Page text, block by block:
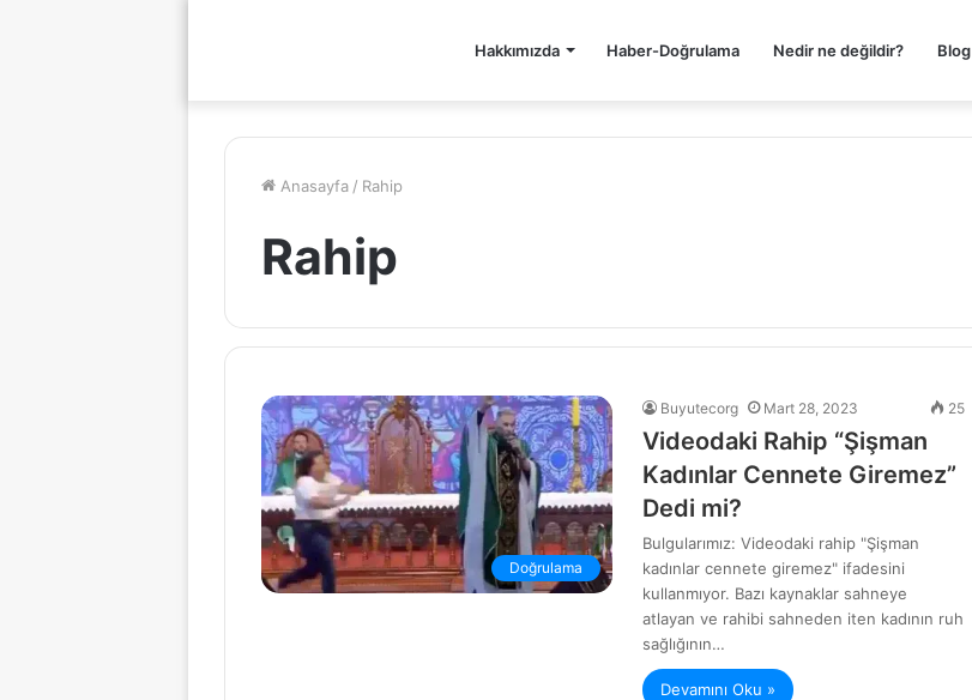
Hakkımızda Haber-Doğrulama Nedir ne değildir? Blog
Anasayfa / Rahip
Rahip
Doğrulama
Buyutecorg Mart 28, 2023 25
Videodaki Rahip “Şişman
Kadınlar Cennete Giremez”
Dedi mi?
Bulgularımız: Videodaki rahip "Şişman
kadınlar cennete giremez" ifadesini
kullanmıyor. Bazı kaynaklar sahneye
atlayan ve rahibi sahneden iten kadının ruh
sağlığının…
Devamını Oku »